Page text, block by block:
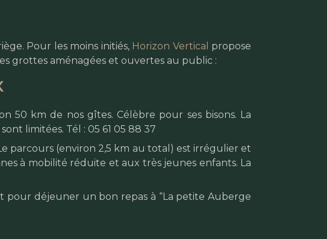
Pour les moins initiés, Horizon Vertical propose
grottes aménagées et ouvertes au public :
50 km de nos gîtes. Célèbre pour ses bisons. La
limitées. Tél : 05 61 05 88 37
parcours (environ 2,5 km au total) est irrégulier et
à mobilité réduite et aux très jeunes enfants. La
pour déjeuner un bon repas à “La petite Auberge